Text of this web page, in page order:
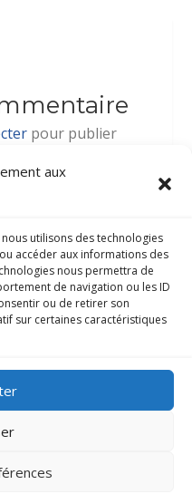
aux
utilisons des technologies
accéder aux informations des
nous permettra de
de navigation ou les ID
ou de retirer son
sur certaines caractéristiques
pour publier
D’ATUONA
917 070
552